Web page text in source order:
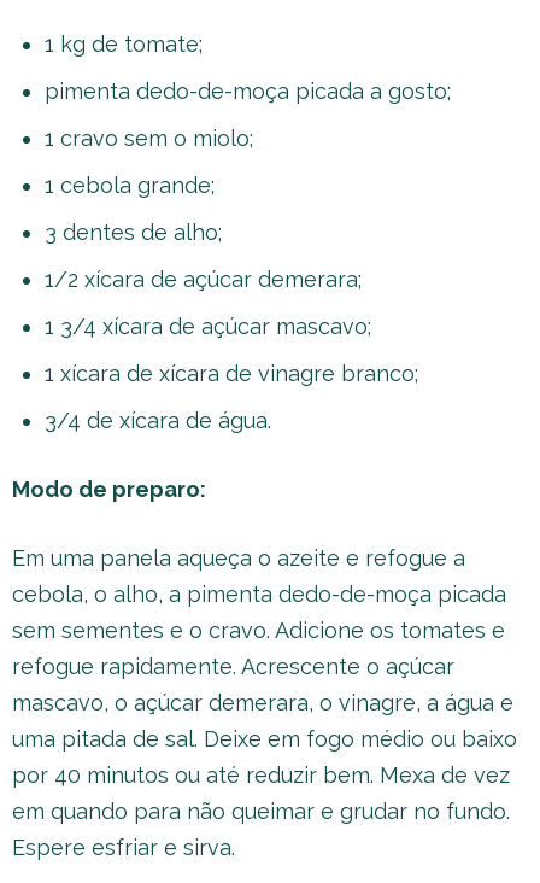
1 kg de tomate;
pimenta dedo-de-moça picada a gosto;
1 cravo sem o miolo;
1 cebola grande;
3 dentes de alho;
1/2 xícara de açúcar demerara;
1 3/4 xícara de açúcar mascavo;
1 xícara de xícara de vinagre branco;
3/4 de xícara de água.
Modo de preparo:
Em uma panela aqueça o azeite e refogue a
cebola, o alho, a pimenta dedo-de-moça picada
sem sementes e o cravo. Adicione os tomates e
refogue rapidamente. Acrescente o açúcar
mascavo, o açúcar demerara, o vinagre, a água e
uma pitada de sal. Deixe em fogo médio ou baixo
por 40 minutos ou até reduzir bem. Mexa de vez
em quando para não queimar e grudar no fundo.
Espere esfriar e sirva.